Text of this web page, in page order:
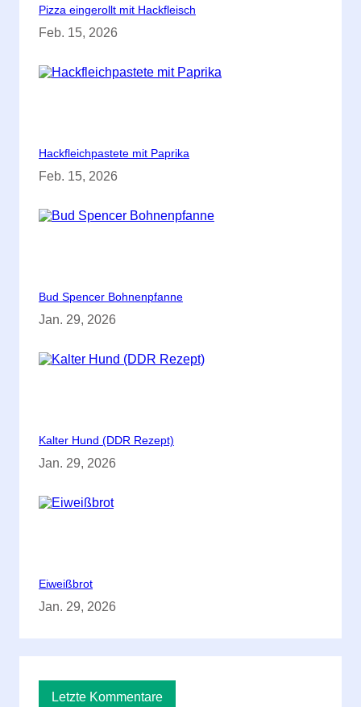
e
Pizza eingerollt mit Hackfleisch
Feb. 15, 2026
Hackfleichpastete mit Paprika
Feb. 15, 2026
Bud Spencer Bohnenpfanne
Jan. 29, 2026
Kalter Hund (DDR Rezept)
Jan. 29, 2026
Eiweißbrot
Jan. 29, 2026
Letzte Kommentare